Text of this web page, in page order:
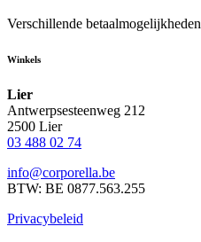
Verschillende betaalmogelijkheden
Winkels
Lier
Antwerpsesteenweg 212
2500 Lier
03 488 02 74
info@corporella.be
BTW: BE 0877.563.255
Privacybeleid